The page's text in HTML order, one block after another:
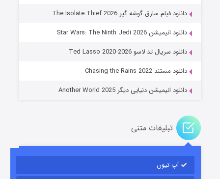
قسمت14 (زیرنویس) منتشر شد
دانلود فیلم سارق گوشه گیر The Isolate Thief 2026
دانلود انیمیشن Star Wars: The Ninth Jedi 2026
دانلود سریال تد لاسو Ted Lasso 2020-2026
دانلود مستند Chasing the Rains 2022
دانلود انیمیشن دنیایی دیگر Another World 2025
تبلیغات متنی
آپ تیون